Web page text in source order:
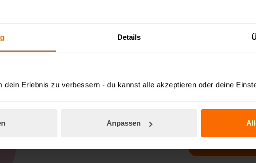
Details
dein Erlebnis zu verbessern - du kannst alle akzeptieren oder deine
Anpassen
Ja, die von